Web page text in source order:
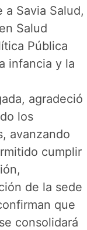
Savia Salud,
Salud
Pública
infancia y la
agradeció
los
avanzando
cumplir
de la sede
que
consolidará